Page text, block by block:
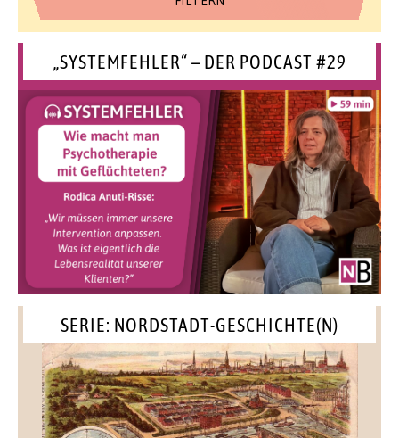
„SYSTEMFEHLER“ – DER PODCAST #29
SERIE: NORDSTADT-GESCHICHTE(N)